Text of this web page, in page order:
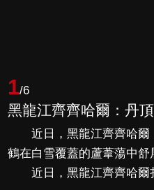
1/6
黑龍江齊齊哈爾：丹
近日，黑龍江齊齊哈爾
鶴在白雪覆蓋的蘆葦蕩中舒
近日，黑龍江齊齊哈爾